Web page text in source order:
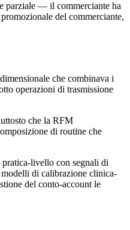
parziale — il commerciante ha
del commerciante,
che combinava i
operazioni di trasmissione
che la RFM
di routine che
livello con segnali di
di calibrazione clinica-
del conto-account le